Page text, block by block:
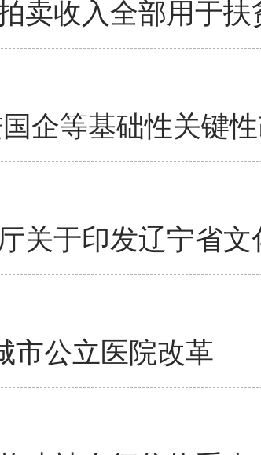
卖收入全部用于扶
企等基础性关键
关于印发辽宁省
市公立医院改革